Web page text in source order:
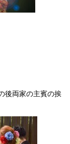
後両家の主賓の挨